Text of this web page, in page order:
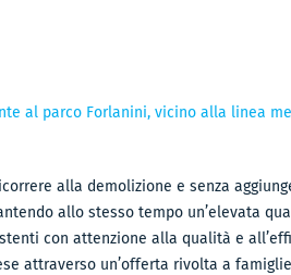
al parco Forlanini, vicino alla linea
alla demolizione e senza
allo stesso tempo un’elevata
con attenzione alla qualità e
attraverso un’offerta rivolta a